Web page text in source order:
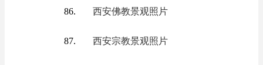
西安佛教景观照片
西安宗教景观照片